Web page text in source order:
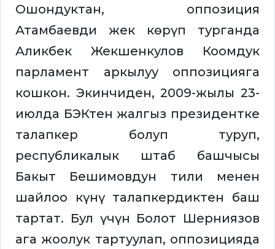
Ошондуктан, оппозиция
Атамбаевди жек көрүп турганда
Аликбек Жекшенкулов Коомдук
парламент аркылуу оппозицияга
кошкон. Экинчиден, 2009-жылы 23-
июлда БЭКтен жалгыз президентке
талапкер болуп туруп,
республикалык штаб башчысы
Бакыт Бешимовдун тили менен
шайлоо күнү талапкердиктен баш
тартат. Бул үчүн Болот Шерниязов
ага жоолук тартуулап, оппозицияда